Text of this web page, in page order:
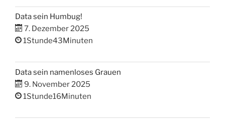
Data sein Humbug!
7. Dezember 2025
1Stunde43Minuten
Data sein namenloses Grauen
9. November 2025
1Stunde16Minuten